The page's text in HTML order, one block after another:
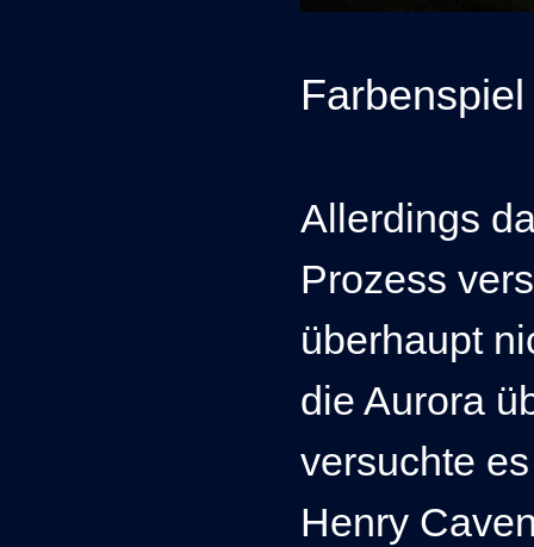
Allerdings
Prozess
überhaupt
die Aurora
versuchte
Henry